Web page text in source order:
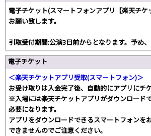
電子チケット(スマートフォンアプリ【楽天チケ
お願い致します。
引取受付期間:公演3日前からとなります。予め、
電子チケット
＜楽天チケットアプリ受取(スマートフォン)＞
お受け取りは入金完了後、自動的にアプリにチ
※入場には楽天チケットアプリがダウンロード
必要になります。
アプリをダウンロードできるスマートフォンを
できませんのでご注意ください。